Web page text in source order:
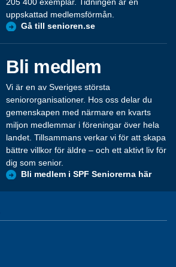
uppskattad medlemsförmån.
Gå till senioren.se
Bli medlem
Vi är en av Sveriges största
seniororganisationer. Hos oss delar du
gemenskapen med närmare en kvarts
miljon medlemmar i föreningar över hela
landet. Tillsammans verkar vi för att skapa
bättre villkor för äldre – och ett aktivt liv för
dig som senior.
Bli medlem i SPF Seniorerna här